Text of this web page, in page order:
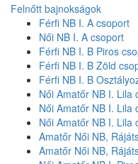
Felnőtt bajnokságok
Férfi NB I. A csoport
Női NB I. A csoport
Férfi NB I. B Piros
Férfi NB I. B Zöld
Férfi NB I. B
Női Amatőr NB I. Lila
Női Amatőr NB I. Lila
Női Amatőr NB I. Lila
Amatőr Női NB,
Amatőr Női NB,